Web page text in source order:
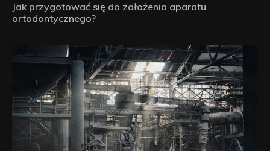
Jak przygotować się do założenia aparatu
ortodontycznego?